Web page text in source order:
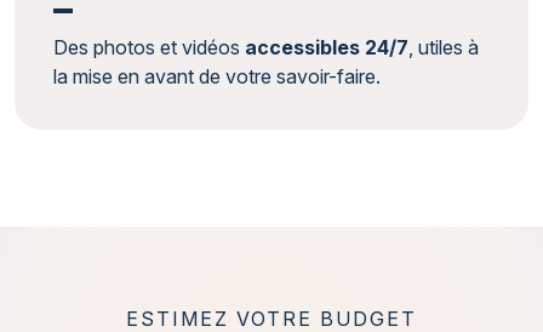
Des photos et vidéos accessibles 24/7 , utiles à
la mise en avant de votre savoir-faire.
ESTIMEZ VOTRE BUDGET